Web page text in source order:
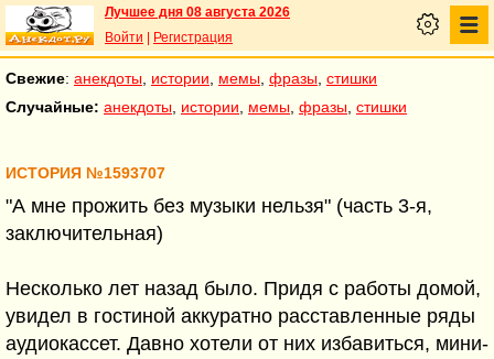
Лучшее дня 08 августа 2026
Войти
Регистрация
Свежие: анекдоты истории мемы фразы стишки
Случайные: анекдоты истории мемы фразы стишки
ИСТОРИЯ №1593707
"А мне прожить без музыки нельзя" (часть 3-я,
заключительная)
Несколько лет назад было. Придя с работы домой,
увидел в гостиной аккуратно расставленные ряды
аудиокассет. Давно хотели от них избавиться, мини-